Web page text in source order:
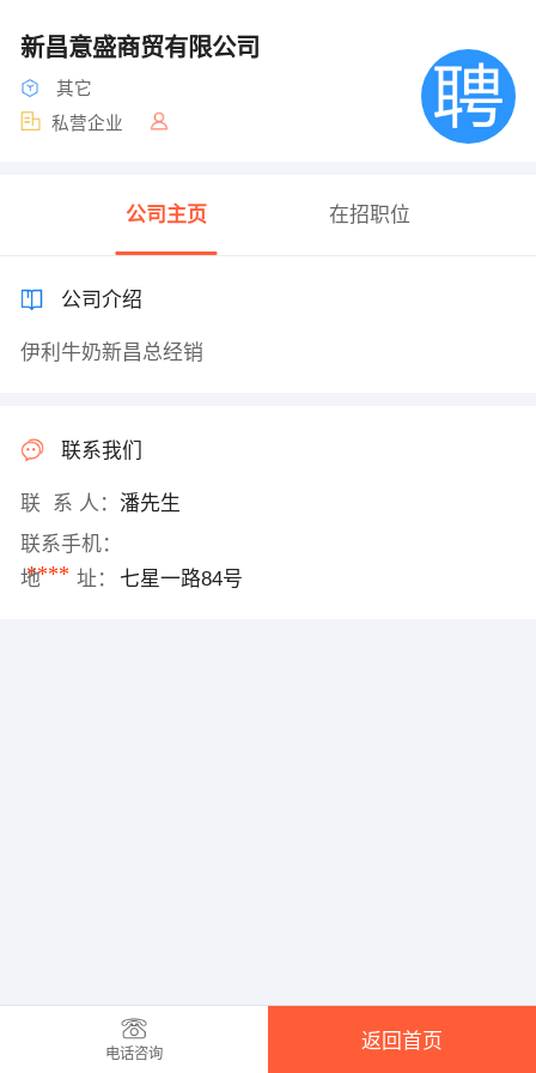
新昌意盛商贸有限公司
其它
私营企业
公司主页 在招职位
公司介绍
伊利牛奶新昌总经销
联系我们
联 系 人： 潘先生
联系手机：
****
地 址： 七星一路84号
电话咨询
返回首页